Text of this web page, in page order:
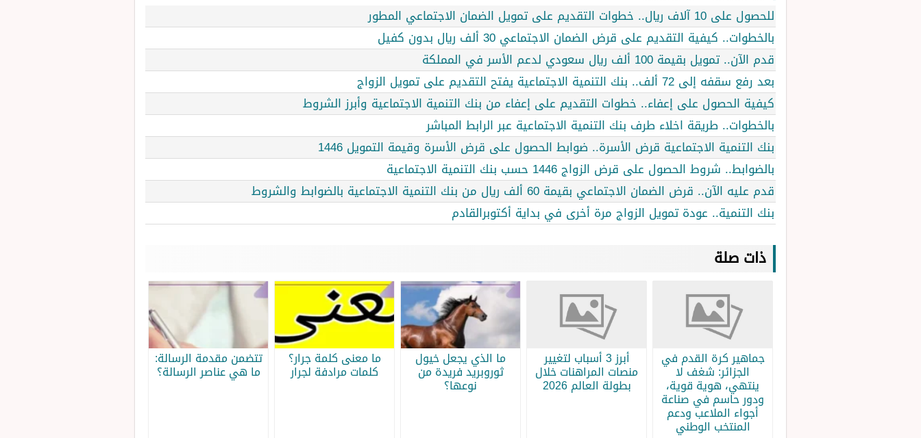
للحصول على 10 آلاف ريال.. خطوات التقديم على تمويل الضمان الاجتماعي المطور
بالخطوات.. كيفية التقديم على قرض الضمان الاجتماعي 30 ألف ريال بدون كفيل
قدم الآن.. تمويل بقيمة 100 ألف ريال سعودي لدعم الأسر في المملكة
بعد رفع سقفه إلى 72 ألف.. بنك التنمية الاجتماعية يفتح التقديم على تمويل الزواج
كيفية الحصول على إعفاء.. خطوات التقديم على إعفاء من بنك التنمية الاجتماعية وأبرز الشروط
بالخطوات.. طريقة اخلاء طرف بنك التنمية الاجتماعية عبر الرابط المباشر
بنك التنمية الاجتماعية قرض الأسرة.. ضوابط الحصول على قرض الأسرة وقيمة التمويل 1446
بالضوابط.. شروط الحصول على قرض الزواج 1446 حسب بنك التنمية الاجتماعية
قدم عليه الآن.. قرض الضمان الاجتماعي بقيمة 60 ألف ريال من بنك التنمية الاجتماعية بالضوابط والشروط
بنك التنمية.. عودة تمويل الزواج مرة أخرى في بداية أكتوبرالقادم
ذات صلة
جماهير كرة القدم في
الجزائر: شغف لا
ينتهي، هوية قوية،
ودور حاسم في صناعة
أجواء الملاعب ودعم
المنتخب الوطني
أبرز 3 أسباب لتغيير
منصات المراهنات خلال
بطولة العالم 2026
ما الذي يجعل خيول
ثوروبريد فريدة من
نوعها؟
ما معنى كلمة جرار؟
كلمات مرادفة لجرار
تتضمن مقدمة الرسالة:
ما هي عناصر الرسالة؟